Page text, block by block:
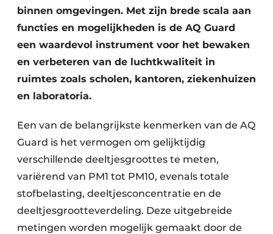
binnen omgevingen. Met zijn brede scala aan
functies en mogelijkheden is de AQ Guard
een waardevol instrument voor het bewaken
en verbeteren van de luchtkwaliteit in
ruimtes zoals scholen, kantoren, ziekenhuizen
en laboratoria.
Een van de belangrijkste kenmerken van de AQ
Guard is het vermogen om gelijktijdig
verschillende deeltjesgroottes te meten,
variërend van PM1 tot PM10, evenals totale
stofbelasting, deeltjesconcentratie en de
deeltjesgrootteverdeling. Deze uitgebreide
metingen worden mogelijk gemaakt door de